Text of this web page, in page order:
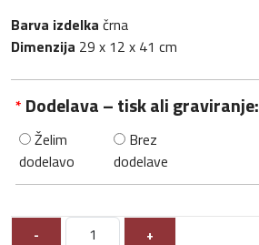
Barva izdelka črna
Dimenzija 29 x 12 x 41 cm
* Dodelava – tisk ali graviranje:
Želim
dodelavo
Brez
dodelave
- +